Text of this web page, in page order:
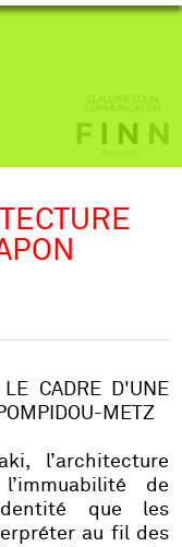
LE CADRE D'UNE
METZ
l’architecture
de
que les
au fil des